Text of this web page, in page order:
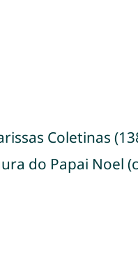
Coletinas
do Papai Noel